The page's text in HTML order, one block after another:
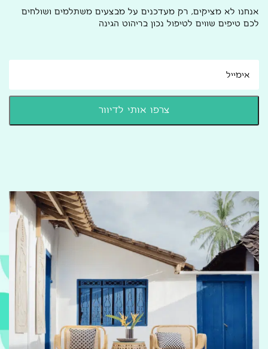
אנחנו לא מציקים, רק מעדכנים על מבצעים משתלמים ושולחים
לכם טיפים שווים לטיפול נכון בריהוט הגינה